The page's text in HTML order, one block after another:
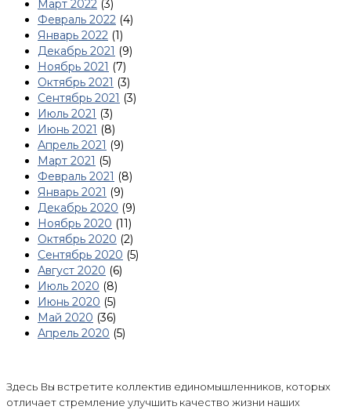
Март 2022 (3)
Февраль 2022 (4)
Январь 2022 (1)
Декабрь 2021 (9)
Ноябрь 2021 (7)
Октябрь 2021 (3)
Сентябрь 2021 (3)
Июль 2021 (3)
Июнь 2021 (8)
Апрель 2021 (9)
Март 2021 (5)
Февраль 2021 (8)
Январь 2021 (9)
Декабрь 2020 (9)
Ноябрь 2020 (11)
Октябрь 2020 (2)
Сентябрь 2020 (5)
Август 2020 (6)
Июль 2020 (8)
Июнь 2020 (5)
Май 2020 (36)
Апрель 2020 (5)
Здесь Вы встретите коллектив единомышленников, которых
отличает стремление улучшить качество жизни наших